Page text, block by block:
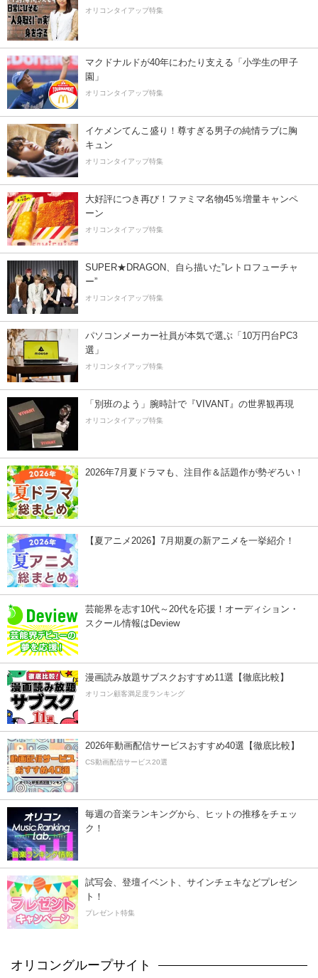
オリコンタイアップ特集
マクドナルドが40年にわたり支える「小学生の甲子
園」
オリコンタイアップ特集
イケメンてんこ盛り！尊すぎる男子の純情ラブに胸
キュン
オリコンタイアップ特集
大好評につき再び！ファミマ名物45％増量キャンペ
ーン
オリコンタイアップ特集
SUPER★DRAGON、自ら描いた”レトロフューチャ
ー”
オリコンタイアップ特集
パソコンメーカー社員が本気で選ぶ「10万円台PC3
選」
オリコンタイアップ特集
「別班のよう」腕時計で『VIVANT』の世界観再現
オリコンタイアップ特集
2026年7月夏ドラマも、注目作＆話題作が勢ぞろい！
【夏アニメ2026】7月期夏の新アニメを一挙紹介！
芸能界を志す10代～20代を応援！オーディション・
スクール情報はDeview
漫画読み放題サブスクおすすめ11選【徹底比較】
オリコン顧客満足度ランキング
2026年動画配信サービスおすすめ40選【徹底比較】
CS動画配信サービス20選
毎週の音楽ランキングから、ヒットの推移をチェッ
ク！
試写会、登壇イベント、サインチェキなどプレゼン
ト！
プレゼント特集
オリコングループサイト